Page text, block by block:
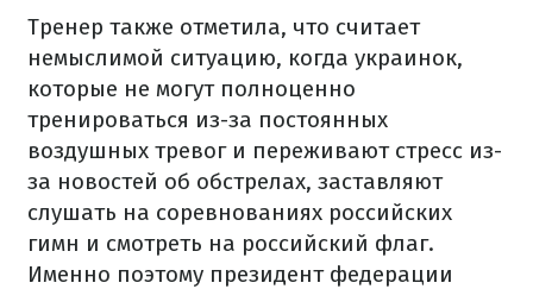
Тренер также отметила, что считает
немыслимой ситуацию, когда украинок,
которые не могут полноценно
тренироваться из-за постоянных
воздушных тревог и переживают стресс из-
за новостей об обстрелах, заставляют
слушать на соревнованиях российских
гимн и смотреть на российский флаг.
Именно поэтому президент федерации